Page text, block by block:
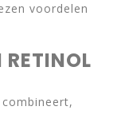
voordelen